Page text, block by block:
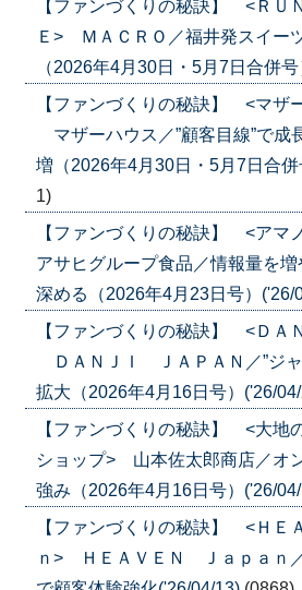
【ファンづくりの秘訣】 <ＲＵ
Ｅ> ＭＡＣＲＯ／福井発スイー
（2026年4月30日・5月7日合併
【ファンづくりの秘訣】 <マザ
マザーハウス／”顧客目線”で成
増（2026年4月30日・5月7日合
1)
【ファンづくりの秘訣】 <アマ
アサヒグループ食品／情報量を
深める（2026年4月23日号）('26/
【ファンづくりの秘訣】 <Ｄ
ＤＡＮＪＩ ＪＡＰＡＮ／”ジャ
拡大（2026年4月16日号）('26/
【ファンづくりの秘訣】 <大地
ショップ> 山本佐太郎商店／オ
強み（2026年4月16日号）('26/
【ファンづくりの秘訣】 <ＨＥ
ｎ> ＨＥＡＶＥＮ Ｊａｐａｎ